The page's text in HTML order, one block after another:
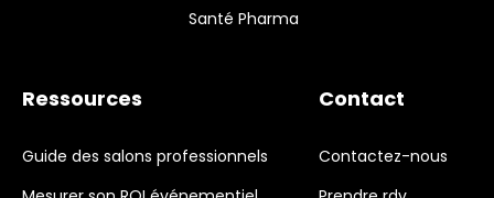
Santé Pharma
Ressources
Guide des salons professionnels
Contact
Contactez-nous